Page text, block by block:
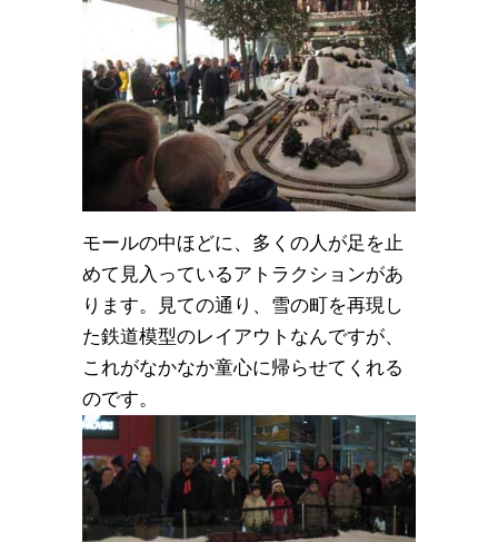
モールの中ほどに、多くの人が足を止
めて見入っているアトラクションがあ
ります。見ての通り、雪の町を再現し
た鉄道模型のレイアウトなんですが、
これがなかなか童心に帰らせてくれる
のです。